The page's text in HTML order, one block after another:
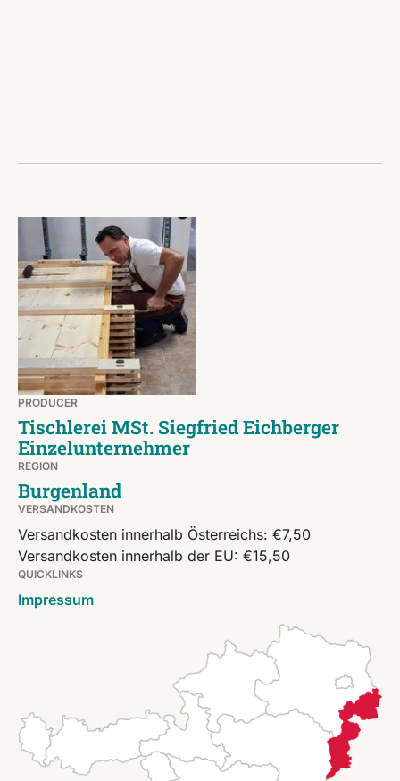
PRODUCER
Tischlerei MSt. Siegfried Eichberger
Einzelunternehmer
REGION
Burgenland
VERSANDKOSTEN
Versandkosten innerhalb Österreichs: €7,50
Versandkosten innerhalb der EU: €15,50
QUICKLINKS
Impressum